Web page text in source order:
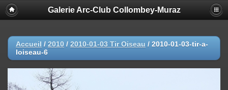
Galerie Arc-Club Collombey-Muraz
Accueil / 2010 / 2010-01-03 Tir Oiseau / 2010-01-03-tir-a-
loiseau-6